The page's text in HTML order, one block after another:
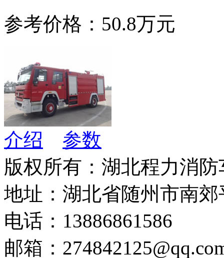
参考价格：50.8万元
介绍
参数
版权所有：湖北程力消
地址：湖北省随州市南
电话：13886861586
邮箱：